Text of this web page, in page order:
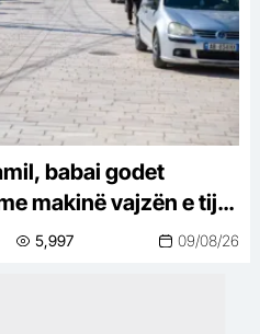
babai godet
makinë vajzën e tij,
jetë
5,997 09/08/26